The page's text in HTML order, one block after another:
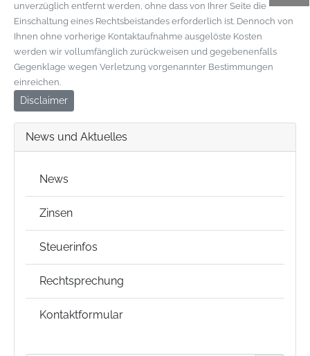
unverzüglich entfernt werden, ohne dass von Ihrer Seite die
Einschaltung eines Rechtsbeistandes erforderlich ist. Dennoch von
Ihnen ohne vorherige Kontaktaufnahme ausgelöste Kosten
werden wir vollumfänglich zurückweisen und gegebenenfalls
Gegenklage wegen Verletzung vorgenannter Bestimmungen
einreichen.
Disclaimer
News und Aktuelles
News
Zinsen
Steuerinfos
Rechtsprechung
Kontaktformular